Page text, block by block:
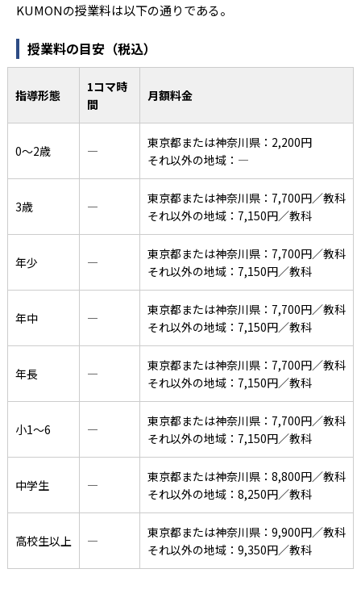
KUMONの授業料は以下の通りである。
授業料の目安（税込）
指導形態
1コマ時
間
月額料金
0〜2歳 ―
東京都または神奈川県：2,200円
それ以外の地域：―
3歳 ―
東京都または神奈川県：7,700円／教科
それ以外の地域：7,150円／教科
年少 ―
東京都または神奈川県：7,700円／教科
それ以外の地域：7,150円／教科
年中 ―
東京都または神奈川県：7,700円／教科
それ以外の地域：7,150円／教科
年長 ―
東京都または神奈川県：7,700円／教科
それ以外の地域：7,150円／教科
小1〜6 ―
東京都または神奈川県：7,700円／教科
それ以外の地域：7,150円／教科
中学生 ―
東京都または神奈川県：8,800円／教科
それ以外の地域：8,250円／教科
高校生以上 ―
東京都または神奈川県：9,900円／教科
それ以外の地域：9,350円／教科